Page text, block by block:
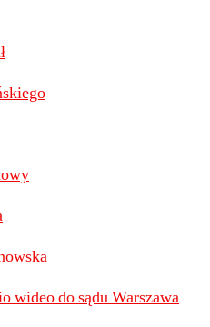
wideo do sądu Warszawa